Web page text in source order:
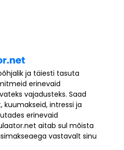
ja täiesti tasuta
erinevaid
vajadusteks. Saad
intressi ja
erinevaid
aitab sul mõista
vastavalt sinu